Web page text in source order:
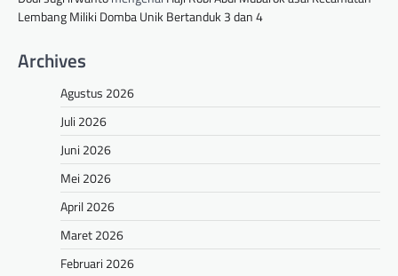
Lembang Miliki Domba Unik Bertanduk 3 dan 4
Archives
Agustus 2026
Juli 2026
Juni 2026
Mei 2026
April 2026
Maret 2026
Februari 2026